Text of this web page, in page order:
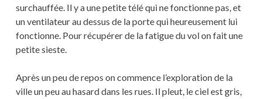
surchauffée. Il y a une petite télé qui ne fonctionne pas, et
un ventilateur au dessus de la porte qui heureusement lui
fonctionne. Pour récupérer de la fatigue du vol on fait une
petite sieste.
Après un peu de repos on commence l’exploration de la
ville un peu au hasard dans les rues. Il pleut, le ciel est gris,